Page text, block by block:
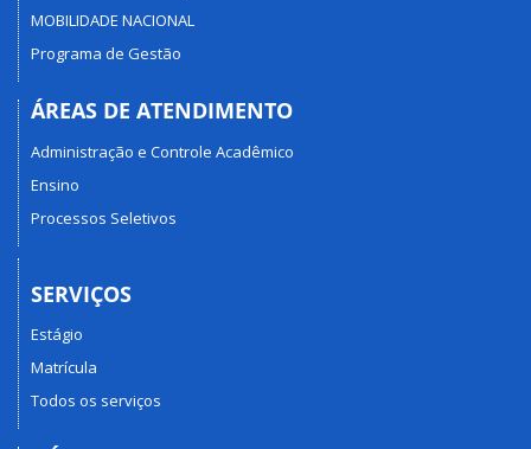
MOBILIDADE NACIONAL
Programa de Gestão
ÁREAS DE ATENDIMENTO
Administração e Controle Acadêmico
Ensino
Processos Seletivos
SERVIÇOS
Estágio
Matrícula
Todos os serviços